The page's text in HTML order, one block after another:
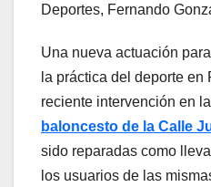
Deportes, Fernando
Una nueva actuación
la práctica del deporte en
reciente intervención en
baloncesto de la Calle
sido reparadas como
los usuarios de las